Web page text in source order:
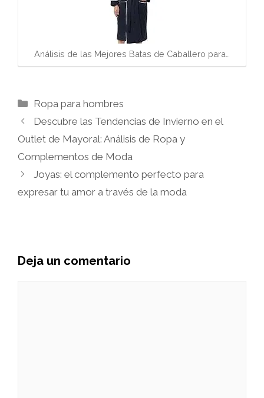
Análisis de las Mejores Batas de Caballero para…
Categorías
Ropa para hombres
Descubre las Tendencias de Invierno en el
Outlet de Mayoral: Análisis de Ropa y
Complementos de Moda
Joyas: el complemento perfecto para
expresar tu amor a través de la moda
Deja un comentario